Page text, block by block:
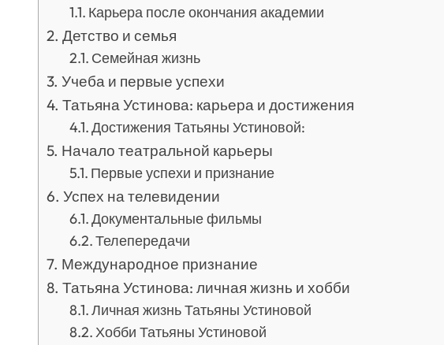
Карьера после окончания академии
Детство и семья
Семейная жизнь
Учеба и первые успехи
Татьяна Устинова: карьера и достижения
Достижения Татьяны Устиновой:
Начало театральной карьеры
Первые успехи и признание
Успех на телевидении
Документальные фильмы
Телепередачи
Международное признание
Татьяна Устинова: личная жизнь и хобби
Личная жизнь Татьяны Устиновой
Хобби Татьяны Устиновой